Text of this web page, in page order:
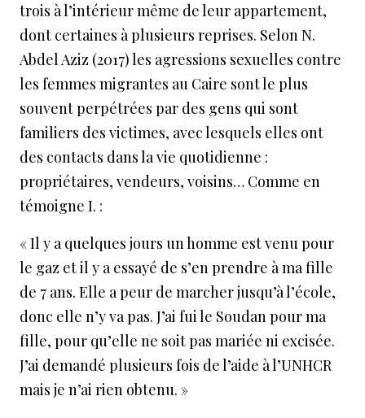
trois à l’intérieur même de leur appartement,
dont certaines à plusieurs reprises. Selon N.
Abdel Aziz (2017) les agressions sexuelles contre
les femmes migrantes au Caire sont le plus
souvent perpétrées par des gens qui sont
familiers des victimes, avec lesquels elles ont
des contacts dans la vie quotidienne :
propriétaires, vendeurs, voisins… Comme en
témoigne I. :
« Il y a quelques jours un homme est venu pour
le gaz et il y a essayé de s’en prendre à ma fille
de 7 ans. Elle a peur de marcher jusqu’à l’école,
donc elle n’y va pas. J’ai fui le Soudan pour ma
fille, pour qu’elle ne soit pas mariée ni excisée.
J’ai demandé plusieurs fois de l’aide à l’UNHCR
mais je n’ai rien obtenu. »